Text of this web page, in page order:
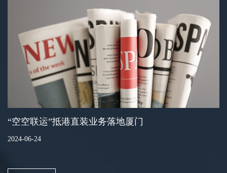
“空空联运”抵港直装业务落地厦门
2024-06-24